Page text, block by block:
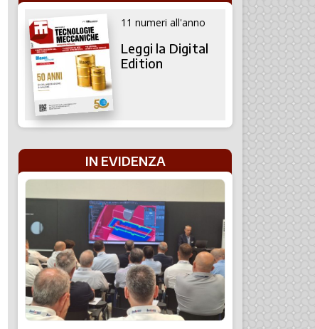
11 numeri all'anno
Leggi la Digital
Edition
IN EVIDENZA